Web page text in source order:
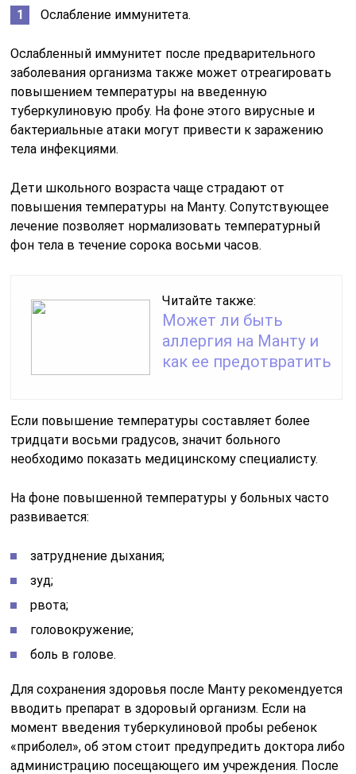
Ослабление иммунитета.
Ослабленный иммунитет после предварительного
заболевания организма также может отреагировать
повышением температуры на введенную
туберкулиновую пробу. На фоне этого вирусные и
бактериальные атаки могут привести к заражению
тела инфекциями.
Дети школьного возраста чаще страдают от
повышения температуры на Манту. Сопутствующее
лечение позволяет нормализовать температурный
фон тела в течение сорока восьми часов.
Читайте также:
Может ли быть
аллергия на Манту и
как ее предотвратить
Если повышение температуры составляет более
тридцати восьми градусов, значит больного
необходимо показать медицинскому специалисту.
На фоне повышенной температуры у больных часто
развивается:
затруднение дыхания;
зуд;
рвота;
головокружение;
боль в голове.
Для сохранения здоровья после Манту рекомендуется
вводить препарат в здоровый организм. Если на
момент введения туберкулиновой пробы ребенок
«приболел», об этом стоит предупредить доктора либо
администрацию посещающего им учреждения. После